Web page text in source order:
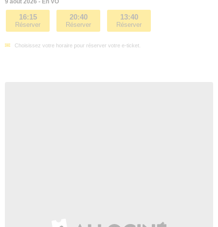
16:15
Réserver
20:40
Réserver
13:40
Réserver
Choisissez votre horaire pour réserver votre e-ticket.